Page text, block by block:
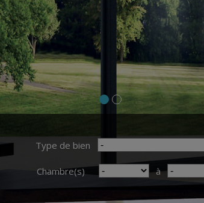
Type de bien
Chambre(s) à